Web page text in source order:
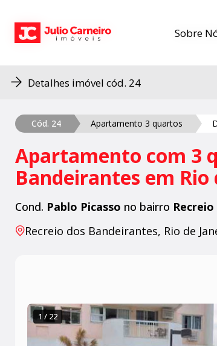
Sobre
Sobre
Detalhes imóvel cód. 24
Cód. 24 Apartamento 3 quartos
Apartamento com 3
Bandeirantes em Rio
Cond. Pablo Picasso no bairro
Recreio dos Bandeirantes, Rio de
1 / 22